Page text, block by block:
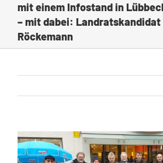
mit einem Infostand in
– mit dabei: Landratskandidat
Röckemann
Zeige
grösseres